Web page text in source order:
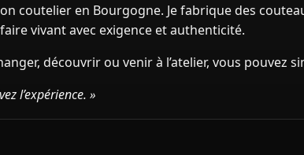
coutelier en Bourgogne. Je fabrique des
vivant avec exigence et authenticité.
découvrir ou venir à l’atelier, vous pouvez
l’expérience. »